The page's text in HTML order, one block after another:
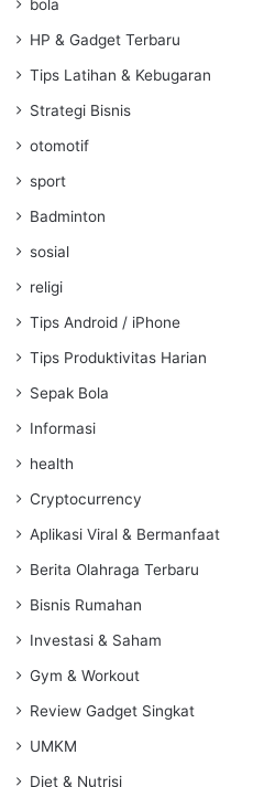
bola
HP & Gadget Terbaru
Tips Latihan & Kebugaran
Strategi Bisnis
otomotif
sport
Badminton
sosial
religi
Tips Android / iPhone
Tips Produktivitas Harian
Sepak Bola
Informasi
health
Cryptocurrency
Aplikasi Viral & Bermanfaat
Berita Olahraga Terbaru
Bisnis Rumahan
Investasi & Saham
Gym & Workout
Review Gadget Singkat
UMKM
Diet & Nutrisi